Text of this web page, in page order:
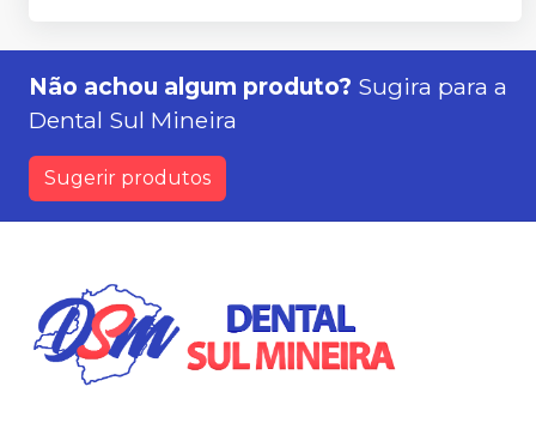
Não achou algum produto? Sugira para a
Dental Sul Mineira
Sugerir produtos